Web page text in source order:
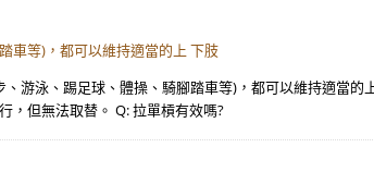
車等)，都可以維持適當的上 下肢
游泳、踢足球、體操、騎腳踏車等)，都可以維持適當
，但無法取替。 Q: 拉單槓有效嗎?